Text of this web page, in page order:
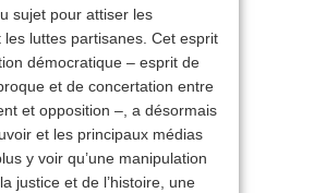
sujet pour attiser les
luttes partisanes. Cet esprit
démocratique – esprit de
et de concertation entre
et opposition –, a désormais
et les principaux médias
y voir qu’une manipulation
justice et de l’histoire, une